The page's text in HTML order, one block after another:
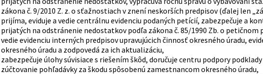
zákona č. 9/2010 Z. z. o sťažnostiach v znení neskorších predpisov (ďalej len
prijíma, eviduje a vedie centrálnu evidenciu podaných petícií, zabezpečuje a
prijatých na odstránenie nedostatkov podľa zákona č. 85/1990 Zb. o petičnom
vedie evidenciu interných predpisov upravujúcich činnosť okresného úradu,
okresného úradu a zodpovedá za ich aktualizáciu,
zabezpečuje úlohy súvisiace s riešením škôd, doručuje centru podpory
zúčtovanie pohľadávky za škodu spôsobenú zamestnancom okresného úradu,